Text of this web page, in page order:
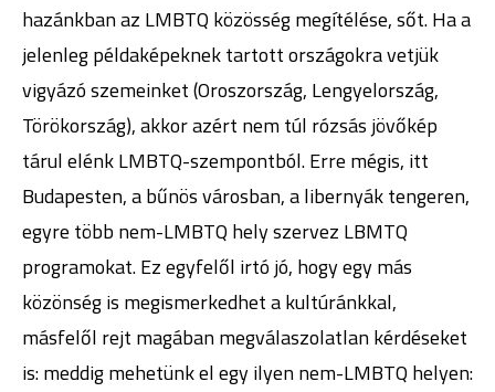
hazánkban az LMBTQ közösség megítélése, sőt. Ha a
jelenleg példaképeknek tartott országokra vetjük
vigyázó szemeinket (Oroszország, Lengyelország,
Törökország), akkor azért nem túl rózsás jövőkép
tárul elénk LMBTQ-szempontból. Erre mégis, itt
Budapesten, a bűnös városban, a libernyák tengeren,
egyre több nem-LMBTQ hely szervez LBMTQ
programokat. Ez egyfelől irtó jó, hogy egy más
közönség is megismerkedhet a kultúránkkal,
másfelől rejt magában megválaszolatlan kérdéseket
is: meddig mehetünk el egy ilyen nem-LMBTQ helyen: